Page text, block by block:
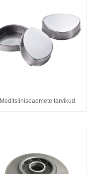
Meditsiiniseadmete tarvikud